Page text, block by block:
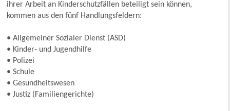
ihrer Arbeit an Kinderschutzfällen beteiligt sein können,
kommen aus den fünf Handlungsfeldern:
• Allgemeiner Sozialer Dienst (ASD)
• Kinder- und Jugendhilfe
• Polizei
• Schule
• Gesundheitswesen
• Justiz (Familiengerichte)